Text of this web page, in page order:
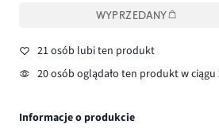
WYPRZEDANY
21 osób lubi ten produkt
20 osób oglądało ten produkt w ciągu
Informacje o produkcie